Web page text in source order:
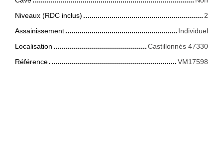
Niveaux (RDC inclus)
2
Assainissement
Individuel
Localisation
Castillonnès 47330
Référence
VM17598